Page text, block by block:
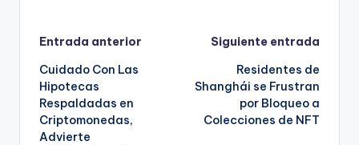
Navegación
de
entradas
Entrada anterior
Cuidado Con Las
Hipotecas
Respaldadas en
Criptomonedas,
Advierte
Siguiente entrada
Residentes de
Shanghái se Frustran
por Bloqueo a
Colecciones de NFT